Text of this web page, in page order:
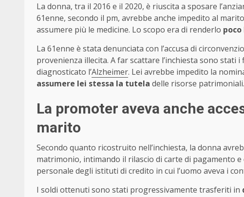
La donna, tra il 2016 e il 2020, è riuscita a sposare
61enne, secondo il pm, avrebbe anche impedito al
assumere più le medicine. Lo scopo era di renderlo
La 61enne è stata denunciata con l’accusa di
provenienza illecita. A far scattare l’inchiesta sono stati
diagnosticato l’Alzheimer. Lei avrebbe impedito la
assumere lei stessa la tutela delle risorse patrimoniali.
La promoter aveva anche
marito
Secondo quanto ricostruito nell’inchiesta, la donna
matrimonio, intimando il rilascio di carte di pagamento e
personale degli istituti di credito in cui l’uomo aveva i
I soldi ottenuti sono stati progressivamente trasferiti in